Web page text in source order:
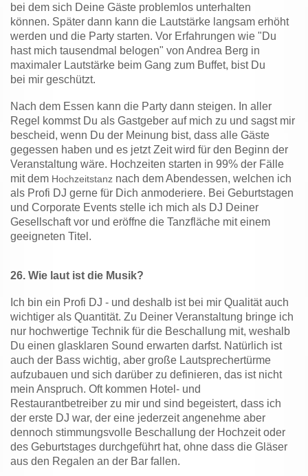
bei dem sich Deine Gäste problemlos unterhalten
können. Später dann kann die Lautstärke langsam erhöht
werden und die Party starten. Vor Erfahrungen wie "Du
hast mich tausendmal belogen" von Andrea Berg in
maximaler Lautstärke beim Gang zum Buffet, bist Du
bei mir geschützt.
Nach dem Essen kann die Party dann steigen. In aller
Regel kommst Du als Gastgeber auf mich zu und sagst mir
bescheid, wenn Du der Meinung bist, dass alle Gäste
gegessen haben und es jetzt Zeit wird für den Beginn der
Veranstaltung wäre. Hochzeiten starten in 99% der Fälle
mit dem Hochzeitstanz nach dem Abendessen, welchen ich
als Profi DJ gerne für Dich anmoderiere. Bei Geburtstagen
und Corporate Events stelle ich mich als DJ Deiner
Gesellschaft vor und eröffne die Tanzfläche mit einem
geeigneten Titel.
26. Wie laut ist die Musik?
Ich bin ein Profi DJ - und deshalb ist bei mir Qualität auch
wichtiger als Quantität. Zu Deiner Veranstaltung bringe ich
nur hochwertige Technik für die Beschallung mit, weshalb
Du einen glasklaren Sound erwarten darfst. Natürlich ist
auch der Bass wichtig, aber große Lautsprechertürme
aufzubauen und sich darüber zu definieren, das ist nicht
mein Anspruch. Oft kommen Hotel- und
Restaurantbetreiber zu mir und sind begeistert, dass ich
der erste DJ war, der eine jederzeit angenehme aber
dennoch stimmungsvolle Beschallung der Hochzeit oder
des Geburtstages durchgeführt hat, ohne dass die Gläser
aus den Regalen an der Bar fallen.